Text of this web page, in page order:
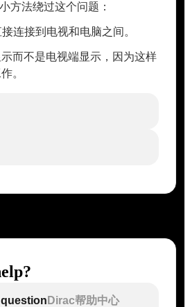
方法绕过这个问题：
连接到电视和电脑之间。
而不是电视端显示，因为这样
。
Dirac帮助中心